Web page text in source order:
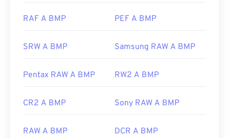
Altre applicazioni che possono aprire i file BMP
Sviluppato da:Microsoft Corporation
Link utili:
RAF A BMP PEF A BMP
SRW A BMP Samsung RAW A BMP
Pentax RAW A BMP RW2 A BMP
CR2 A BMP Sony RAW A BMP
RAW A BMP DCR A BMP